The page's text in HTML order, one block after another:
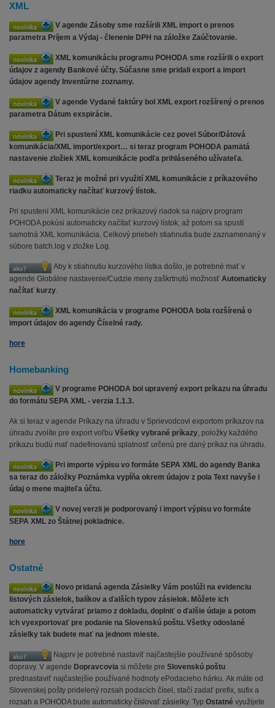
XML
V agende Zásoby sme rozšírili XML import o prenos
parametra Príjem a Výdaj - členenie DPH na záložke Zaúčtovanie.
XML komunikáciu programu POHODA sme rozšírili o export
údajov z agendy Bankové účty. Súčasne sme pridali export a import
údajov agendy Inventúrne zoznamy.
V agende Vydané faktúry bol XML export rozšírený o prenos
parametra Dátum exspirácie.
Pri spustení XML komunikácie cez povel Súbor/Dátová
komunikácia/XML import/export… si teraz program POHODA pamätá
nastavenie zložiek XML komunikácie podľa prihláseného užívateľa.
Teraz je možné pri využití XML komunikácie z príkazového
riadku automaticky načítať kurzový lístok.
Pri spustení XML komunikácie cez príkazový riadok sa najprv program
POHODA pokúsi automaticky načítať kurzový lístok, až potom sa spustí
samotná XML komunikácia. Celkový priebeh stiahnutia bude zaznamenaný v
súbore batch.log v zložke Log.
Aby k stiahnutiu kurzového lístka došlo, je potrebné mať v
agende Globálne nastavenie/Cudzie meny zaškrtnutú možnosť Automaticky
načítať kurzy.
XML komunikácia v programe POHODA bola rozšírená o
import údajov do agendy Číselné rady.
hore
Homebanking
V programe POHODA bol upravený export príkazu na úhradu
do formátu SEPA XML - verzia 1.1.3.
Ak si teraz v agende Príkazy na úhradu v Sprievodcovi exportom príkazov na
úhradu zvolíte pre export voľbu Všetky vybrané príkazy, položky každého
príkazu budú mať nadefinovanú splatnosť určenú pre daný príkaz na úhradu.
Pri importe výpisu vo formáte SEPA XML do agendy Banka
sa teraz do záložky Poznámka vypĺňa okrem údajov z pola Text navyše i
údaj o mene majiteľa účtu.
V novej verzii je podporovaný i import výpisu vo formáte
SEPA XML zo Štátnej pokladnice.
hore
Ostatné
Novo pridaná agenda Zásielky Vám poslúži na evidenciu
listových zásielok, balíkov a ďalších typov zásielok. Môžete ich
automaticky vytvárať priamo z dokladu, doplniť o ďalšie údaje a potom
ich vyexportovať pre podanie na Slovenskú poštu. Všetky odoslané
zásielky tak budete mať na jednom mieste.
Najprv je potrebné nastaviť najčastejšie používané spôsoby
dopravy. V agende Dopravcovia si môžete pre Slovenskú poštu
prednastaviť najčastejšie používané hodnoty ePodacieho hárku. Ak máte od
Slovenskej pošty pridelený rozsah podacích čísel, stačí zadať prefix, sufix a
rozsah a POHODA bude automaticky číslovať zásielky. Typ Ostatné využijete